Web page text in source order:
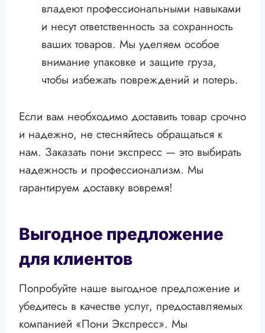
владеют профессиональными навыками
и несут ответственность за сохранность
ваших товаров. Мы уделяем особое
внимание упаковке и защите груза,
чтобы избежать повреждений и потерь.
Если вам необходимо доставить товар срочно
и надежно, не стесняйтесь обращаться к
нам. Заказать пони экспресс — это выбирать
надежность и профессионализм. Мы
гарантируем доставку вовремя!
Выгодное предложение
для клиентов
Попробуйте наше выгодное предложение и
убедитесь в качестве услуг, предоставляемых
компанией «Пони Экспресс». Мы